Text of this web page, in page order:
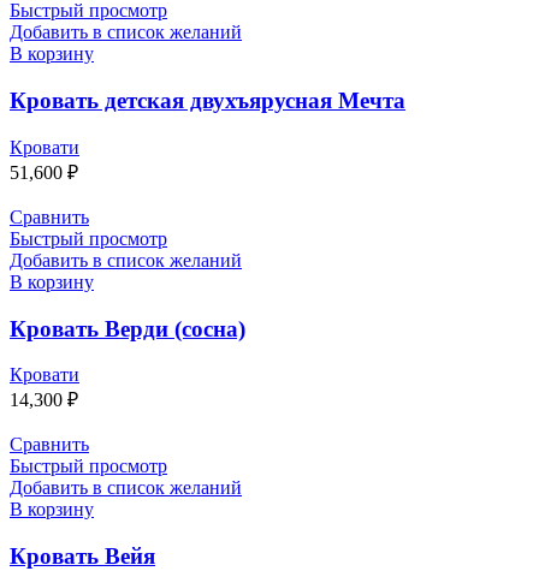
Быстрый просмотр
Добавить в список желаний
В корзину
Кровать детская двухъярусная Мечта
Кровати
51,600 ₽
Сравнить
Быстрый просмотр
Добавить в список желаний
В корзину
Кровать Верди (сосна)
Кровати
14,300 ₽
Сравнить
Быстрый просмотр
Добавить в список желаний
В корзину
Кровать Вейя